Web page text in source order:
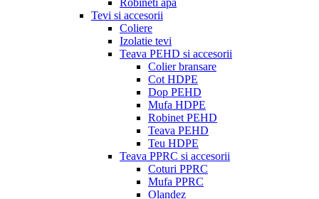
Robineti apa
Tevi si accesorii
Coliere
Izolatie tevi
Teava PEHD si accesorii
Colier bransare
Cot HDPE
Dop PEHD
Mufa HDPE
Robinet PEHD
Teava PEHD
Teu HDPE
Teava PPRC si accesorii
Coturi PPRC
Mufa PPRC
Olandez